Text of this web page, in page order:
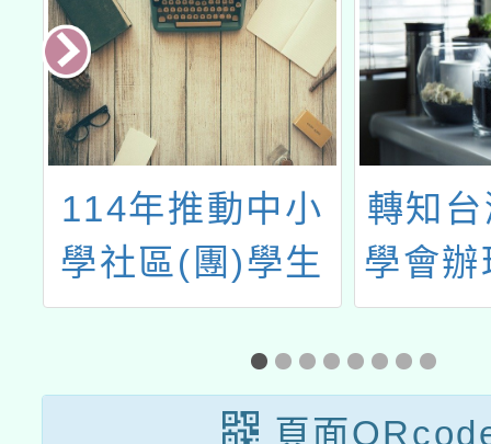
114年推動中小
學社區(團)學生
棒球發展計畫-中
小學教師棒球增
能研習
轉知
學會
「人間
癲癇
頁面